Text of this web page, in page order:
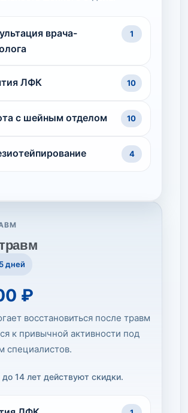
врача-
1
ЛФК 10
с шейным отделом 10
4
дней
₽
восстановиться после травм
к привычной активности под
специалистов.
14 лет действуют скидки.